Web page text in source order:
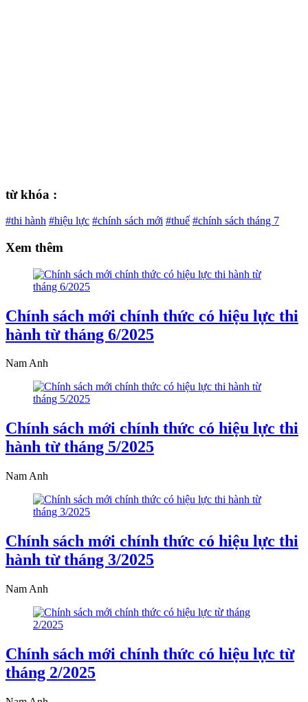
từ khóa :
#thi hành #hiệu lực #chính sách mới #thuế #chính sách tháng 7
Xem thêm
Chính sách mới chính thức có hiệu lực thi
hành từ tháng 6/2025
Nam Anh
Chính sách mới chính thức có hiệu lực thi
hành từ tháng 5/2025
Nam Anh
Chính sách mới chính thức có hiệu lực thi
hành từ tháng 3/2025
Nam Anh
Chính sách mới chính thức có hiệu lực từ
tháng 2/2025